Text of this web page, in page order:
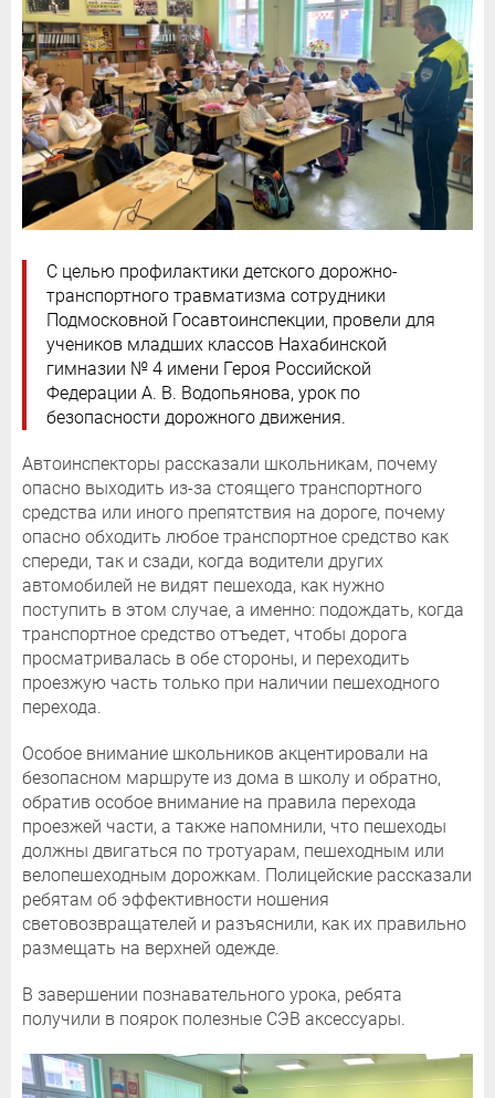
С целью профилактики детского дорожно-
транспортного травматизма сотрудники
Подмосковной Госавтоинспекции, провели для
учеников младших классов Нахабинской
гимназии № 4 имени Героя Российской
Федерации А. В. Водопьянова, урок по
безопасности дорожного движения.
Автоинспекторы рассказали школьникам, почему
опасно выходить из-за стоящего транспортного
средства или иного препятствия на дороге, почему
опасно обходить любое транспортное средство как
спереди, так и сзади, когда водители других
автомобилей не видят пешехода, как нужно
поступить в этом случае, а именно: подождать, когда
транспортное средство отъедет, чтобы дорога
просматривалась в обе стороны, и переходить
проезжую часть только при наличии пешеходного
перехода.
Особое внимание школьников акцентировали на
безопасном маршруте из дома в школу и обратно,
обратив особое внимание на правила перехода
проезжей части, а также напомнили, что пешеходы
должны двигаться по тротуарам, пешеходным или
велопешеходным дорожкам. Полицейские рассказали
ребятам об эффективности ношения
световозвращателей и разъяснили, как их правильно
размещать на верхней одежде.
В завершении познавательного урока, ребята
получили в поярок полезные СЭВ аксессуары.